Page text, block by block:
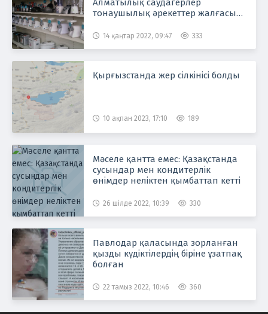
Алматылық саудагерлер
тонаушылық әрекеттер жалғасып
14 қаңтар 2022, 09:47 333
Қырғызстанда жер сілкінісі болды
10 ақпан 2023, 17:10 189
Мәселе қантта емес: Қазақстанда
сусындар мен кондитерлік
өнімдер неліктен қымбаттап кетті
26 шілде 2022, 10:39 330
Павлодар қаласында зорланған
қызды күдіктілердің біріне ұзатпақ
болған
22 тамыз 2022, 10:46 360